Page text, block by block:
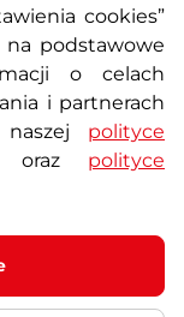
lojalnościowy
i serwis
siłowni
cookies”
na podstawowe
o celach
i partnerach
polityce
oraz polityce